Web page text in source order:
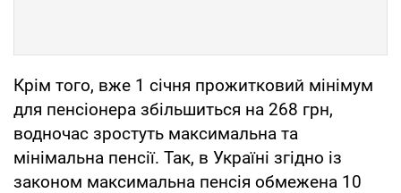
Крім того, вже 1 січня прожитковий мінімум
для пенсіонера збільшиться на 268 грн,
водночас зростуть максимальна та
мінімальна пенсії. Так, в Україні згідно із
законом максимальна пенсія обмежена 10